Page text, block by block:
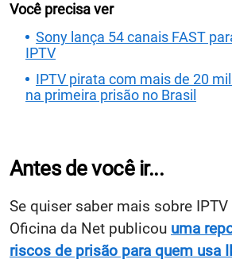
Você precisa ver
Sony lança 54 canais FAST
IPTV
IPTV pirata com mais de 20
na primeira prisão no Brasil
Antes de você ir...
Se quiser saber mais sobre
Oficina da Net publicou uma
riscos de prisão para quem usa